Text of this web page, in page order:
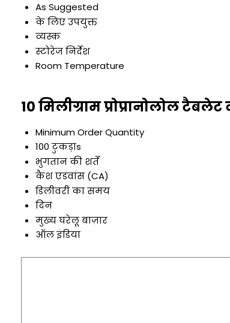
As Suggested
के लिए उपयुक्त
व्यस्क
स्टोरेज निर्देश
Room Temperature
10 मिलीग्राम प्रोप्रानोलोल
Minimum Order Quantity
100 टुकड़ाs
भुगतान की शर्तें
कैश एडवांस (CA)
डिलीवरी का समय
दिन
मुख्य घरेलू बाज़ार
ऑल इंडिया